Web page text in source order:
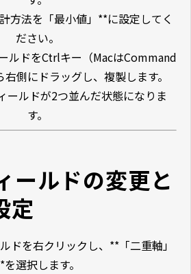
方法を「最小値」**に設定してく
ださい。
ルドをCtrlキー（MacはCommand
側にドラッグし、複製します。
ールドが2つ並んだ状態になりま
す。
ールドの変更と
定
ドを右クリックし、**「二重軸」
を選択します。